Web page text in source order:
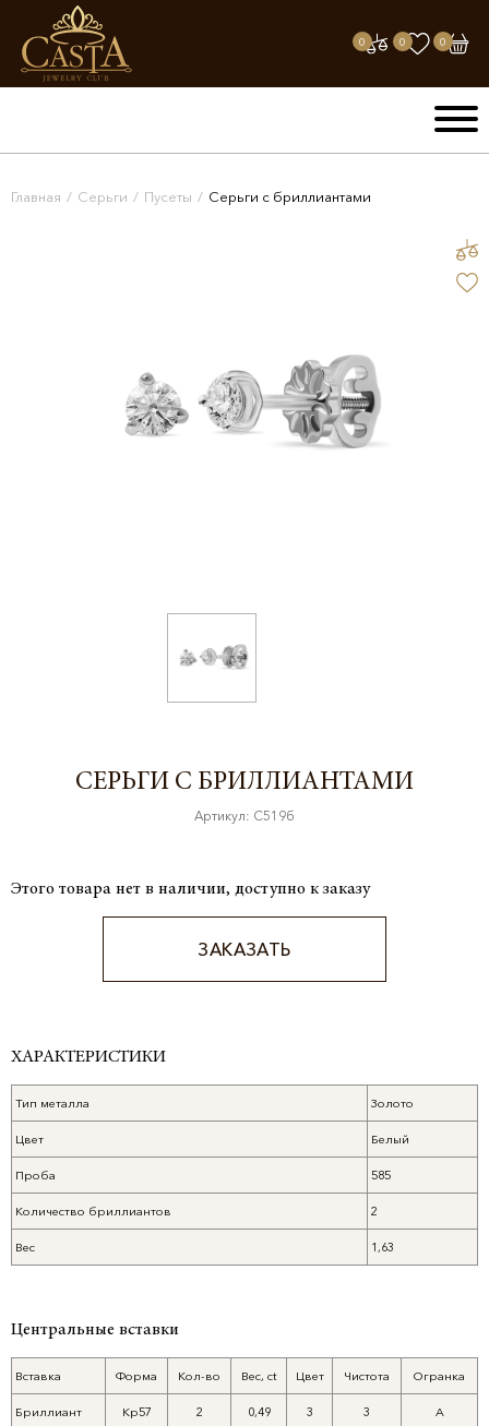
0 0 0
Главная / Серьги / Пусеты / Серьги с бриллиантами
СЕРЬГИ С БРИЛЛИАНТАМИ
Артикул: С519б
Этого товара нет в наличии, доступно к заказу
ЗАКАЗАТЬ
ХАРАКТЕРИСТИКИ
Тип металла Золото
Цвет Белый
Проба 585
Количество бриллиантов 2
Вес 1,63
Центральные вставки
Вставка Форма Кол-во Вес, ct Цвет Чистота Огранка
Бриллиант Кр57 2 0,49 3 3 А